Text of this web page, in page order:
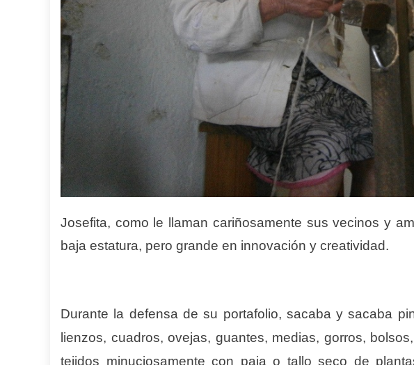
Josefita, como le llaman cariñosamente sus vecinos y
baja estatura, pero grande en innovación y creatividad.
Durante la defensa de su portafolio, sacaba y sacaba
lienzos, cuadros, ovejas, guantes, medias, gorros,
tejidos minuciosamente con paja o tallo seco de